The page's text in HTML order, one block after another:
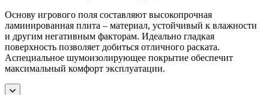
Основу игрового поля составляют высокопрочная
ламинированная плита – материал, устойчивый к влажности
и другим негативным факторам. Идеально гладкая
поверхность позволяет добиться отличного раската.
Аспециальное шумоизолирующее покрытие обеспечит
максимальный комфорт эксплуатации.